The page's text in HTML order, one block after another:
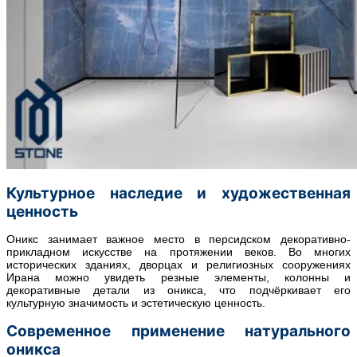
Культурное наследие и художественная
ценность
Оникс занимает важное место в персидском декоративно-
прикладном искусстве на протяжении веков. Во многих
исторических зданиях, дворцах и религиозных сооружениях
Ирана можно увидеть резные элементы, колонны и
декоративные детали из оникса, что подчёркивает его
культурную значимость и эстетическую ценность.
Современное применение натурального
оникса